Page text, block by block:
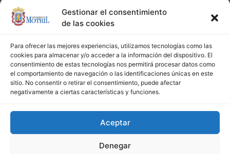
Gestionar el consentimiento
de las cookies
Para ofrecer las mejores experiencias, utilizamos tecnologías como las
cookies para almacenar y/o acceder a la información del dispositivo. El
consentimiento de estas tecnologías nos permitirá procesar datos como
el comportamiento de navegación o las identificaciones únicas en este
sitio. No consentir o retirar el consentimiento, puede afectar
negativamente a ciertas características y funciones.
Aceptar
Denegar
Ayuntamiento de Motril, Plaza de España, 1, 18600, Motril,
(Granada), CIF: P1814200J, DIR3: L01181400